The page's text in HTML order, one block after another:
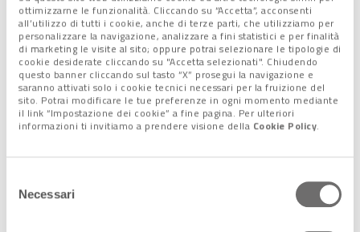
ottimizzarne le funzionalità. Cliccando su “Accetta”, acconsenti
all’utilizzo di tutti i cookie, anche di terze parti, che utilizziamo per
personalizzare la navigazione, analizzare a fini statistici e per finalità
di marketing le visite al sito; oppure potrai selezionare le tipologie di
cookie desiderate cliccando su "Accetta selezionati". Chiudendo
questo banner cliccando sul tasto “X” prosegui la navigazione e
saranno attivati solo i cookie tecnici necessari per la fruizione del
sito. Potrai modificare le tue preferenze in ogni momento mediante
il link “Impostazione dei cookie” a fine pagina. Per ulteriori
informazioni ti invitiamo a prendere visione della Cookie Policy.
delNecessari
come avviene con le cellule staminali del pesce-zebra.
La manipolazione del percorso di specificazione delle
staminali, spiega lo studio “potrebbe aiutare a ricavare una
programmazione endoteliale emogenica competente in grado
di specificare Hspc funzionali specifici del paziente e i loro
derivati per il trattamento delle malattie del sangue”.
In altri termini,si punta ad arrivare alla produzione di
staminali,da destinare ascopi terapeutici,direttamente
“La scoperta dei meccanismi che regolano la specificazione
emopoietica – fanno notare gli studiosi – consentirebbe di